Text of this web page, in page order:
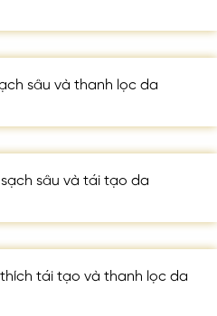
sâu và thanh lọc da
sạch sâu và tái tạo da
tái tạo và thanh lọc da